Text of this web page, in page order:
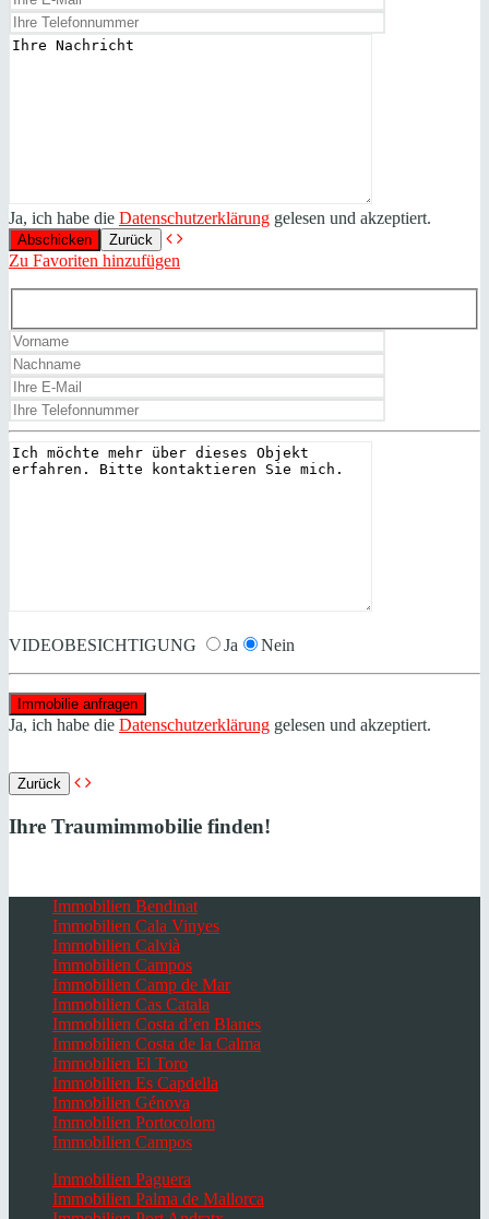
Ja, ich habe die Datenschutzerklärung gelesen und akzeptiert.
Zurück
Zu Favoriten hinzufügen
VIDEOBESICHTIGUNG Ja Nein
Ja, ich habe die Datenschutzerklärung gelesen und akzeptiert.
Zurück
Ihre Traumimmobilie finden!
Immobilien Bendinat
Immobilien Cala Vinyes
Immobilien Calvià
Immobilien Campos
Immobilien Camp de Mar
Immobilien Cas Catala
Immobilien Costa d’en Blanes
Immobilien Costa de la Calma
Immobilien El Toro
Immobilien Es Capdella
Immobilien Génova
Immobilien Portocolom
Immobilien Campos
Immobilien Paguera
Immobilien Palma de Mallorca